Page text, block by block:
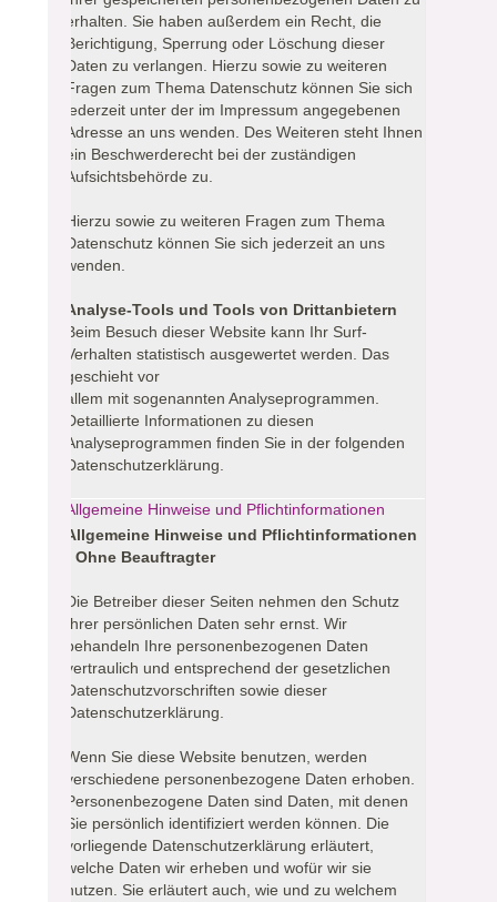
erhalten. Sie haben außerdem ein Recht, die
Berichtigung, Sperrung oder Löschung dieser
Daten zu verlangen. Hierzu sowie zu weiteren
Fragen zum Thema Datenschutz können Sie sich
jederzeit unter der im Impressum angegebenen
Adresse an uns wenden. Des Weiteren steht Ihnen
ein Beschwerderecht bei der zuständigen
Aufsichtsbehörde zu.
Hierzu sowie zu weiteren Fragen zum Thema
Datenschutz können Sie sich jederzeit an uns
wenden.
Analyse-Tools und Tools von Drittanbietern
Beim Besuch dieser Website kann Ihr Surf-
Verhalten statistisch ausgewertet werden. Das
geschieht vor
allem mit sogenannten Analyseprogrammen.
Detaillierte Informationen zu diesen
Analyseprogrammen finden Sie in der folgenden
Datenschutzerklärung.
Allgemeine Hinweise und Pflichtinformationen
Allgemeine Hinweise und Pflichtinformationen
- Ohne Beauftragter
Die Betreiber dieser Seiten nehmen den Schutz
Ihrer persönlichen Daten sehr ernst. Wir
behandeln Ihre personenbezogenen Daten
vertraulich und entsprechend der gesetzlichen
Datenschutzvorschriften sowie dieser
Datenschutzerklärung.
Wenn Sie diese Website benutzen, werden
verschiedene personenbezogene Daten erhoben.
Personenbezogene Daten sind Daten, mit denen
Sie persönlich identifiziert werden können. Die
vorliegende Datenschutzerklärung erläutert,
welche Daten wir erheben und wofür wir sie
nutzen. Sie erläutert auch, wie und zu welchem